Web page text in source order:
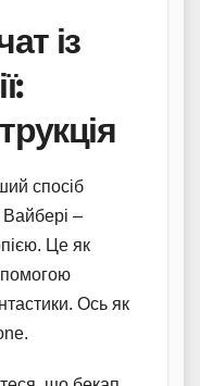
із
спосіб
–
Це як
Ось як